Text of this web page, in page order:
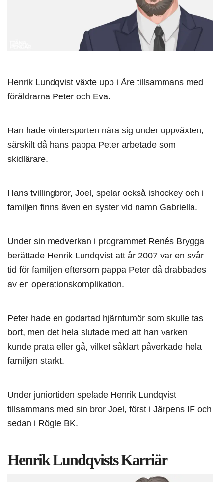
Henrik Lundqvist växte upp i Åre tillsammans med
föräldrarna Peter och Eva.
Han hade vintersporten nära sig under uppväxten,
särskilt då hans pappa Peter arbetade som
skidlärare.
Hans tvillingbror, Joel, spelar också ishockey och i
familjen finns även en syster vid namn Gabriella.
Under sin medverkan i programmet Renés Brygga
berättade Henrik Lundqvist att år 2007 var en svår
tid för familjen eftersom pappa Peter då drabbades
av en operationskomplikation.
Peter hade en godartad hjärntumör som skulle tas
bort, men det hela slutade med att han varken
kunde prata eller gå, vilket såklart påverkade hela
familjen starkt.
Under juniortiden spelade Henrik Lundqvist
tillsammans med sin bror Joel, först i Järpens IF och
sedan i Rögle BK.
Henrik Lundqvists Karriär